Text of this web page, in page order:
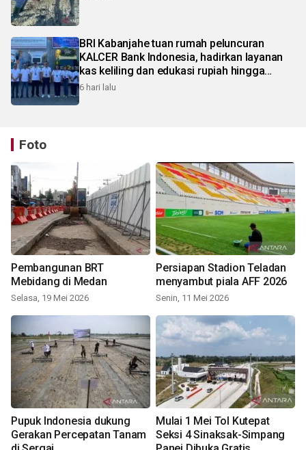
BRI Kabanjahe tuan rumah peluncuran
KALCER Bank Indonesia, hadirkan layanan
kas keliling dan edukasi rupiah hingga
pelosok Karo
6 hari lalu
Foto
Pembangunan BRT
Mebidang di Medan
Selasa, 19 Mei 2026
Persiapan Stadion Teladan
menyambut piala AFF 2026
Senin, 11 Mei 2026
Pupuk Indonesia dukung
Gerakan Percepatan Tanam
Mulai 1 Mei Tol Kutepat
Seksi 4 Sinaksak-Simpang